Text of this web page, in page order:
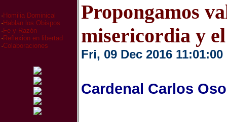
· Homilia Dominical
· Hablan los Obispos
· Fe y Razón
· Reflexion en libertad
·Colaboraciones
Propongamos
misericordia y
Fri, 09 Dec 2016 11:01:00
Cardenal Carlos